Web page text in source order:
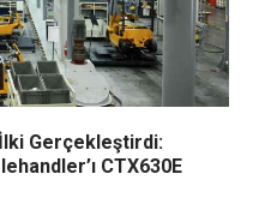
Gerçekleştirdi:
CTX630E